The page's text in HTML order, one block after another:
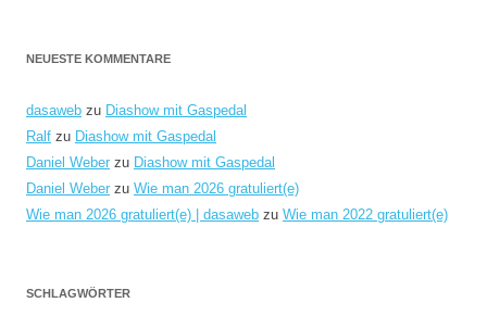
NEUESTE KOMMENTARE
dasaweb zu Diashow mit Gaspedal
Ralf zu Diashow mit Gaspedal
Daniel Weber zu Diashow mit Gaspedal
Daniel Weber zu Wie man 2026 gratuliert(e)
Wie man 2026 gratuliert(e) | dasaweb zu Wie man 2022 gratuliert(e)
SCHLAGWÖRTER